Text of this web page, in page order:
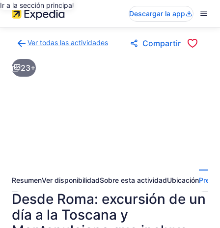
Ir a la sección principal
Descargar la app
Ver todas las actividades
a
la
página
Compartir
23+
ResumenVer disponibilidadSobre esta actividadUbicación
Desde Roma: excursión de un
día a la Toscana y